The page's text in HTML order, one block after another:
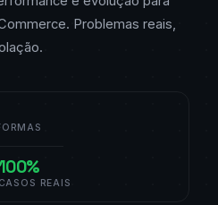
Problemas reais,
CASOS REAIS